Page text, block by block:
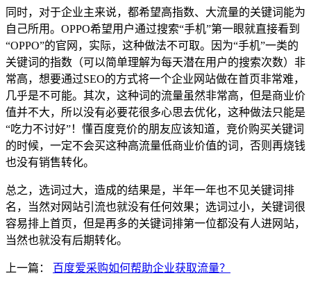
同时，对于企业主来说，都希望高指数、大流量的关键词能为
自己所用。OPPO希望用户通过搜索“手机”第一眼就直接看到
“OPPO”的官网，实际，这种做法不可取。因为“手机”一类的
关键词的指数（可以简单理解为每天潜在用户的搜索次数）非
常高，想要通过SEO的方式将一个企业网站做在首页非常难，
几乎是不可能。其次，这种词的流量虽然非常高，但是商业价
值并不大，所以没有必要花很多心思去优化，这种做法只能是
“吃力不讨好”！懂百度竞价的朋友应该知道，竞价购买关键词
的时候，一定不会买这种高流量低商业价值的词，否则再烧钱
也没有销售转化。
总之，选词过大，造成的结果是，半年一年也不见关键词排
名，当然对网站引流也就没有任何效果；选词过小，关键词很
容易排上首页，但是再多的关键词排第一位都没有人进网站，
当然也就没有后期转化。
上一篇： 百度爱采购如何帮助企业获取流量？